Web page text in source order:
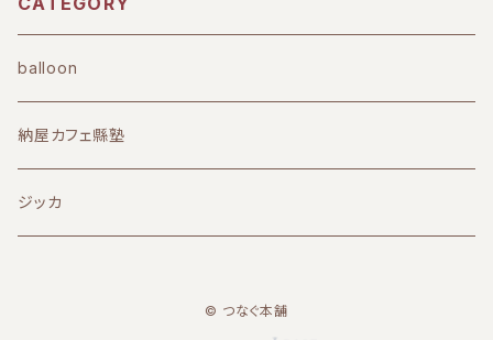
balloon
納屋カフェ縣塾
ジッカ
© つなぐ本舗